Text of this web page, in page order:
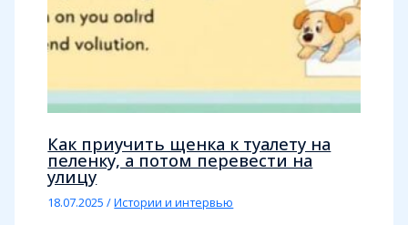
Как приучить щенка к туалету на
пеленку, а потом перевести на
улицу
18.07.2025/Истории и интервью